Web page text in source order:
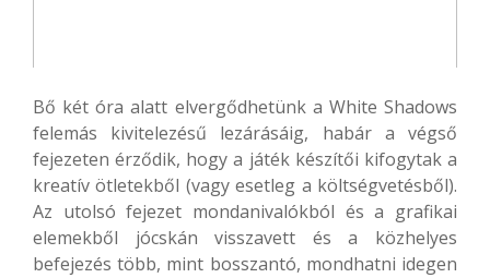
Bő két óra alatt elvergődhetünk a White Shadows
felemás kivitelezésű lezárásáig, habár a végső
fejezeten érződik, hogy a játék készítői kifogytak a
kreatív ötletekből (vagy esetleg a költségvetésből).
Az utolsó fejezet mondanivalókból és a grafikai
elemekből jócskán visszavett és a közhelyes
befejezés több, mint bosszantó, mondhatni idegen